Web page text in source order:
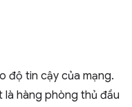
độ tin cậy của mạng.
là hàng phòng thủ đầu